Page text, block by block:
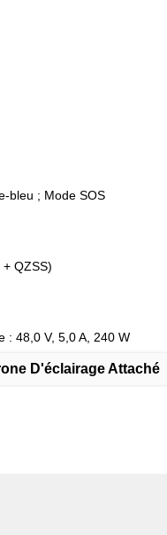
bleu ; Mode SOS
QZSS)
: 48,0 V, 5,0 A, 240 W
D'éclairage Attaché